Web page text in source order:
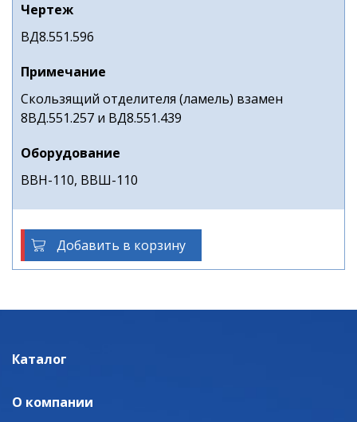
Чертеж
ВД8.551.596
Примечание
Скользящий отделителя (ламель) взамен
8ВД.551.257 и ВД8.551.439
Оборудование
ВВН-110, ВВШ-110
Добавить в корзину
Каталог
О компании